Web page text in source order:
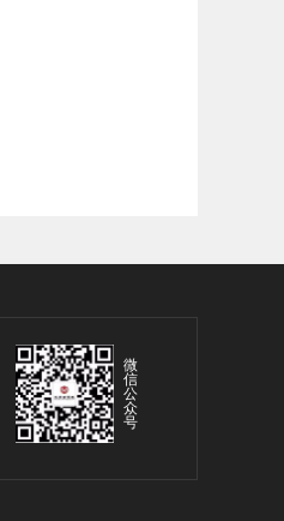
微
信
公
众
号